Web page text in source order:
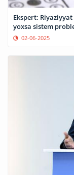
Ekspert:
yoxsa sistem
02-06-2025